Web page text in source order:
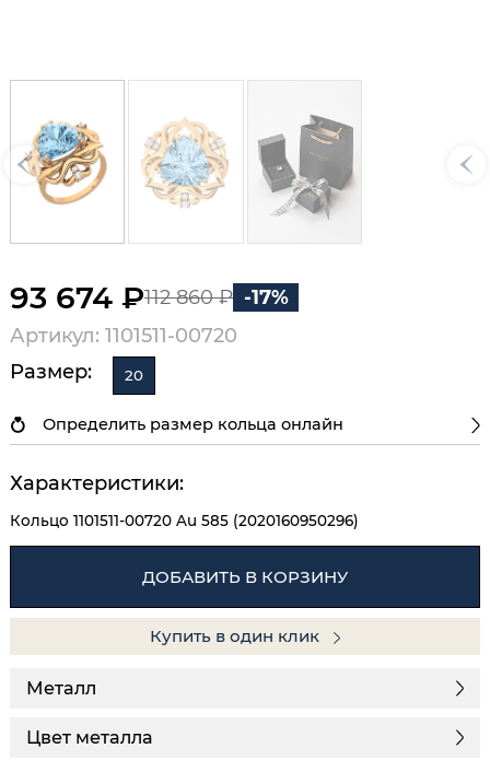
93 674 ₽112 860 ₽ -17%
Артикул: 1101511-00720
Размер:
20
Определить размер кольца онлайн
Характеристики:
Кольцо 1101511-00720 Au 585 (2020160950296)
ДОБАВИТЬ В КОРЗИНУ
Купить в один клик
Металл
Цвет металла